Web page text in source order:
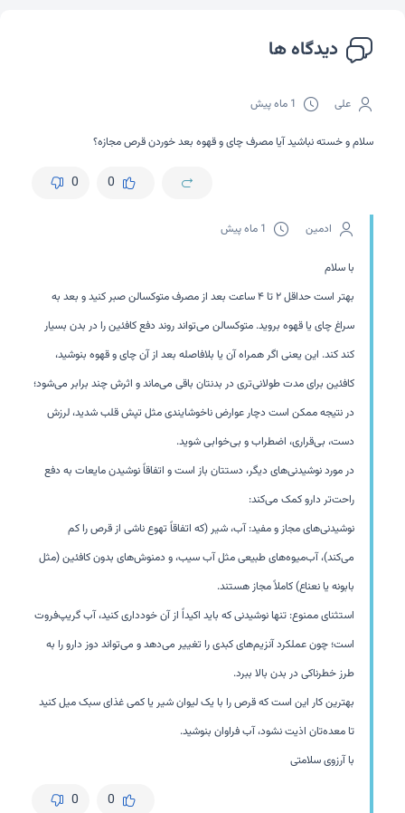
دیدگاه ها
علی 1 ماه پیش
سلام و خسته نباشید آیا مصرف چای و قهوه بعد خوردن قرص مجازه؟
0
0
ادمین 1 ماه پیش
با سلام
بهتر است حداقل ۲ تا ۴ ساعت بعد از مصرف متوکسالن صبر کنید و بعد به
سراغ چای یا قهوه بروید. متوکسالن می‌تواند روند دفع کافئین را در بدن بسیار
کند کند. این یعنی اگر همراه آن یا بلافاصله بعد از آن چای و قهوه بنوشید،
کافئین برای مدت طولانی‌تری در بدنتان باقی می‌ماند و اثرش چند برابر می‌شود؛
در نتیجه ممکن است دچار عوارض ناخوشایندی مثل تپش قلب شدید، لرزش
دست، بی‌قراری، اضطراب و بی‌خوابی شوید.
در مورد نوشیدنی‌های دیگر، دستتان باز است و اتفاقاً نوشیدن مایعات به دفع
راحت‌تر دارو کمک می‌کند:
نوشیدنی‌های مجاز و مفید: آب، شیر (که اتفاقاً تهوع ناشی از قرص را کم
می‌کند)، آب‌میوه‌های طبیعی مثل آب سیب، و دمنوش‌های بدون کافئین (مثل
بابونه یا نعناع) کاملاً مجاز هستند.
استثنای ممنوع: تنها نوشیدنی که باید اکیداً از آن خودداری کنید، آب گریپ‌فروت
است؛ چون عملکرد آنزیم‌های کبدی را تغییر می‌دهد و می‌تواند دوز دارو را به
طرز خطرناکی در بدن بالا ببرد.
بهترین کار این است که قرص را با یک لیوان شیر یا کمی غذای سبک میل کنید
تا معده‌تان اذیت نشود، آب فراوان بنوشید.
با آرزوی سلامتی
0
0